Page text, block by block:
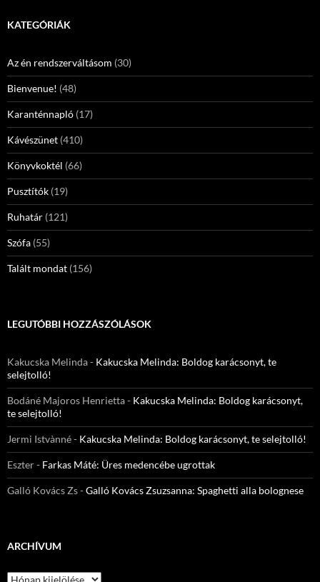
KATEGÓRIÁK
Az én rendszerváltásom (30)
Bienvenue! (48)
Karanténnapló (17)
Kávészünet (410)
Könyvkoktél (66)
Pusztítók (19)
Ruhatár (121)
Szófa (55)
Talált mondat (156)
LEGUTÓBBI HOZZÁSZÓLÁSOK
Kakucska Melinda- Kakucska Melinda: Boldog karácsonyt, te
selejtolló!
Bodáné Majoros Henrietta- Kakucska Melinda: Boldog karácsonyt,
te selejtolló!
Jermi Istvànné- Kakucska Melinda: Boldog karácsonyt, te selejtolló!
Eszter- Farkas Máté: Üres medencébe ugrottak
Galló Kovács Zs-Galló Kovács Zsuzsanna: Spaghetti alla bolognese
ARCHÍVUM
Archívum